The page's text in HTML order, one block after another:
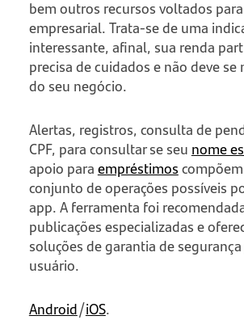
bem outros recursos voltados
empresarial. Trata-se de uma
interessante, afinal, sua renda
precisa de cuidados e não deve se
do seu negócio.
Alertas, registros, consulta de
CPF, para consultar se seu nome
apoio paraempréstimos
conjunto de operações possíveis
app. A ferramenta foi
publicações especializadas e
soluções de garantia de
usuário.
Android/iOS.